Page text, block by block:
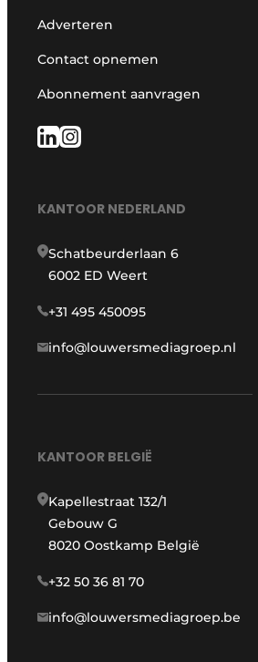
Adverteren
Contact opnemen
Abonnement aanvragen
KANTOOR NEDERLAND
Schatbeurderlaan 6
6002 ED Weert
+31 495 450095
info@louwersmediagroep.nl
KANTOOR BELGIË
Kapellestraat 132/1
Gebouw G
8020 Oostkamp België
+32 50 36 81 70
info@louwersmediagroep.be